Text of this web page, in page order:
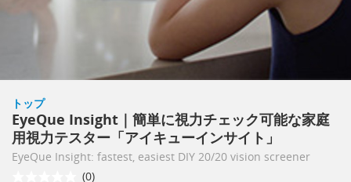
トップ
EyeQue Insight｜簡単に視力チェック可能な家庭
用視力テスター「アイキューインサイト」
EyeQue Insight: fastest, easiest DIY 20/20 vision screener
(0)